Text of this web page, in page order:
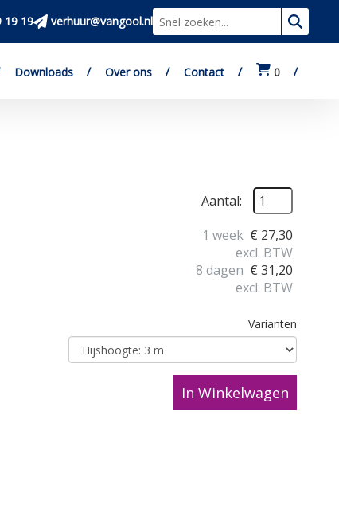
19 19 verhuur@vangool.nl Zoeken
Downloads Over ons Contact 0
Aantal:
8 dagen € 31,20
excl. BTW
1 week € 27,30
excl. BTW
Varianten
In Winkelwagen